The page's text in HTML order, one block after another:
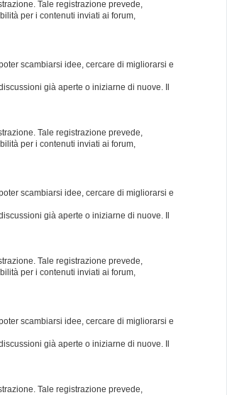
Tale registrazione prevede,
per i contenuti inviati ai forum,
scambiarsi idee, cercare di migliorarsi e
già aperte o iniziarne di nuove. Il
Tale registrazione prevede,
per i contenuti inviati ai forum,
scambiarsi idee, cercare di migliorarsi e
già aperte o iniziarne di nuove. Il
Tale registrazione prevede,
per i contenuti inviati ai forum,
scambiarsi idee, cercare di migliorarsi e
già aperte o iniziarne di nuove. Il
Tale registrazione prevede,